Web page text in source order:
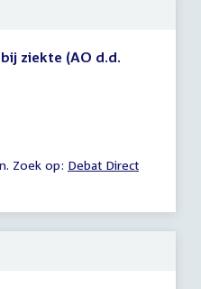
ziekte (AO d.d.
Zoek op: External
Debat Direct